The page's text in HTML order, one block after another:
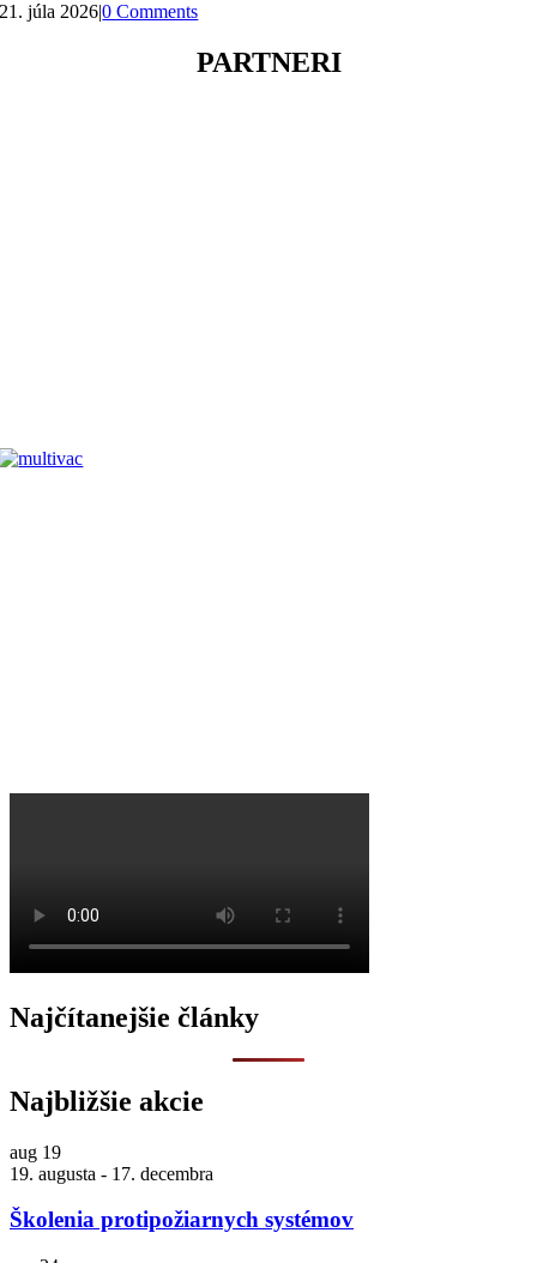
21. júla 2026|0 Comments
PARTNERI
Najčítanejšie články
Najbližšie akcie
aug 19
19. augusta - 17. decembra
Školenia protipožiarnych systémov